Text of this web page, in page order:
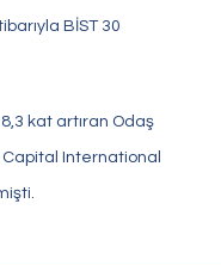
BİST 30
kat artıran Odaş
Capital International